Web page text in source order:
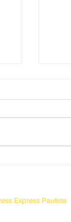
Express Paulista